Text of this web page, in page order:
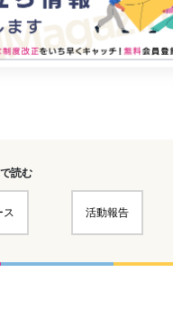
読む
ス 活動報告